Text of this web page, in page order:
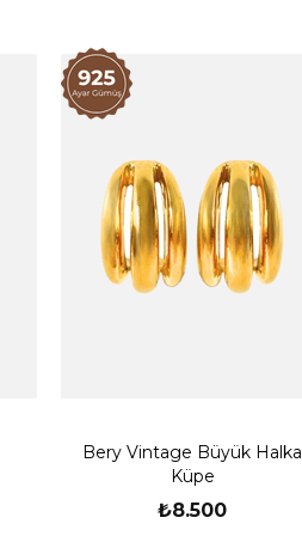
Bery Vintage Büyük Halka
Küpe
₺8.500